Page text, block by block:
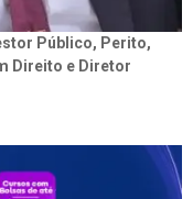
Público, Perito,
Direito e Diretor